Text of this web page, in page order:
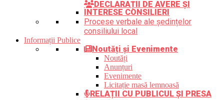
DECLARAȚII DE AVERE ȘI
INTERESE CONSILIERI
Procese verbale ale ședințelor
consiliului local
Informații Publice
Noutăți și Evenimente
Noutăți
Anunțuri
Evenimente
Licitație masă lemnoasă
RELAȚII CU PUBLICUL ȘI PRESA